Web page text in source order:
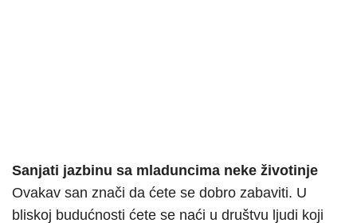
Sanjati jazbinu sa mladuncima neke životinje
Ovakav san znači da ćete se dobro zabaviti. U
bliskoj budućnosti ćete se naći u društvu ljudi koji